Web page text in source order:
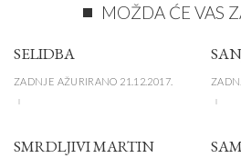
MOŽDA ĆE VAS
SELIDBA
ZADNJE AŽURIRANO 21.12.2017.
SMRDLJIVI MARTIN